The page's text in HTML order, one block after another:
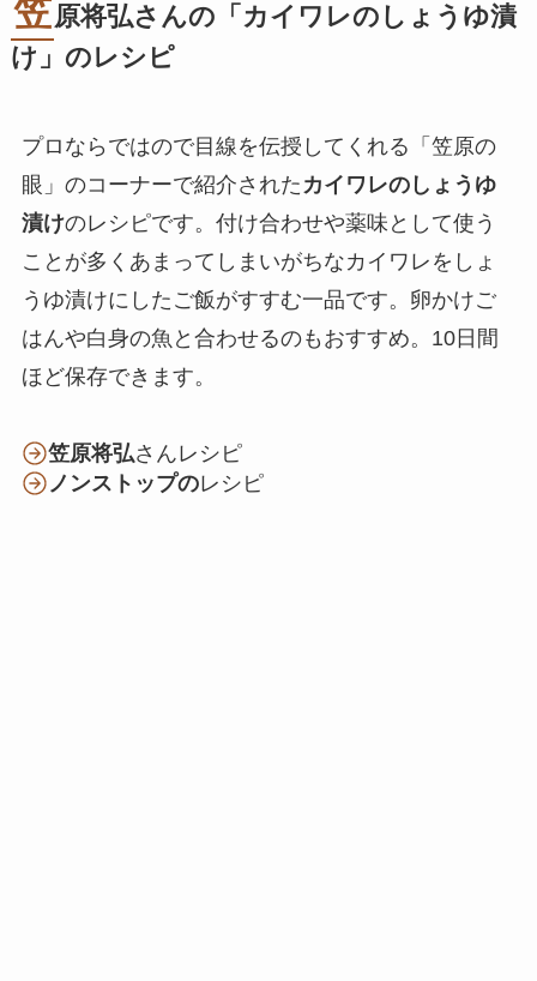
笠原将弘さんの「カイワレのしょうゆ漬
け」のレシピ
プロならではので目線を伝授してくれる「笠原の
眼」のコーナーで紹介された カイワレのしょうゆ
漬けのレシピです。付け合わせや薬味として使う
ことが多くあまってしまいがちなカイワレをしょ
うゆ漬けにしたご飯がすすむ一品です。卵かけご
はんや白身の魚と合わせるのもおすすめ。10日間
ほど保存できます。
笠原将弘さんレシピ
ノンストップのレシピ